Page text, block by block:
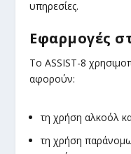
υπηρεσίες.
Εφαρμογές
Το ASSIST-8
αφορούν:
τη χρήση αλκοόλ
τη χρήση